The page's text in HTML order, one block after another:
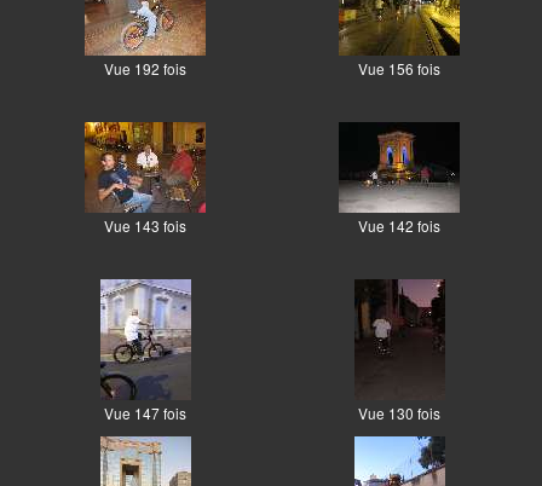
Vue 192 fois Vue 156 fois
Vue 143 fois Vue 142 fois
Vue 147 fois Vue 130 fois